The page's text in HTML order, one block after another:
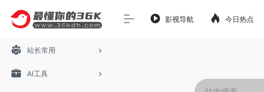
站长常用
AI工具
影视导航 今日热点